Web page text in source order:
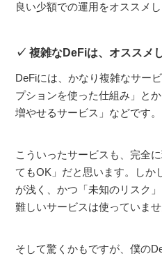
良い少額での運用をオススメし
複雑なDeFiは、オススメ
DeFiには、かなり複雑なサー
プションを使った仕組み」と
増やせるサービス」などです。
こういったサービスも、完全
てもOK」だと思います。しか
が浅く、かつ「未知のリスク
難しいサービスは使っていませ
そして驚くかもですが、僕の